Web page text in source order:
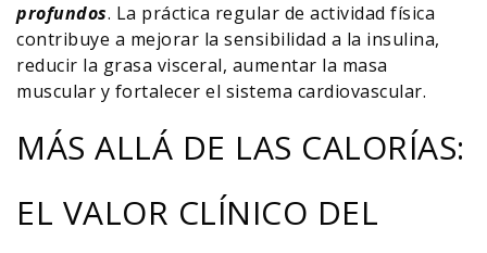
profundos. La práctica regular de actividad física
contribuye a mejorar la sensibilidad a la insulina,
reducir la grasa visceral, aumentar la masa
muscular y fortalecer el sistema cardiovascular.
MÁS ALLÁ DE LAS CALORÍAS:
EL VALOR CLÍNICO DEL